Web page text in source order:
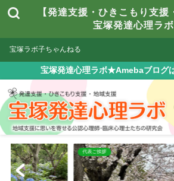
【発達支援・ひきこもり支援
宝塚発達心理ラボ
宝塚ラボ子ちゃんねる
宝塚発達心理ラボ★Amebaブログ
代表ご挨拶